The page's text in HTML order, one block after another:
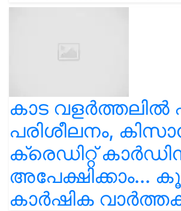
കാട വളര്‍ത്തലിൽ
പരിശീലനം,
ക്രെഡിറ്റ്
അപേക്ഷിക്കാം...
കാർഷിക